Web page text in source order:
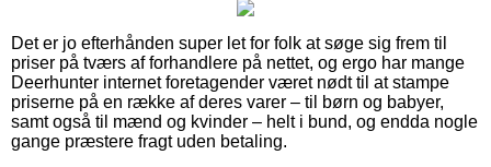
Det er jo efterhånden super let for folk at søge sig frem til
priser på tværs af forhandlere på nettet, og ergo har mange
Deerhunter internet foretagender været nødt til at stampe
priserne på en række af deres varer – til børn og babyer,
samt også til mænd og kvinder – helt i bund, og endda nogle
gange præstere fragt uden betaling.